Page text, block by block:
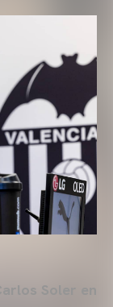
Soler en